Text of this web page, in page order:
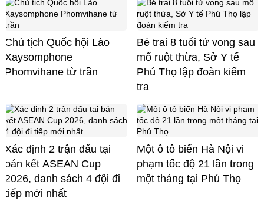
Chủ tịch Quốc hội Lào
Xaysomphone
Phomvihane từ trần
Bé trai 8 tuổi tử vong sau
mổ ruột thừa, Sở Y tế
Phú Thọ lập đoàn kiểm
tra
Xác định 2 trận đấu tại
bán kết ASEAN Cup
2026, danh sách 4 đội đi
tiếp mới nhất
Một ô tô biển Hà Nội vi
phạm tốc độ 21 lần trong
một tháng tại Phú Thọ